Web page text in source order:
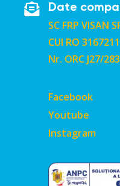
Date
SC FRP VISAN
CUI RO
Nr. ORC J27/
Facebook
Youtube
Instagram